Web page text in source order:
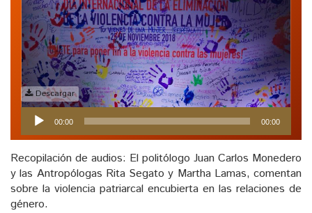
Descargar
Reproductor
de
audio
00:00 00:00
Recopilación de audios: El politólogo Juan Carlos Monedero
y las Antropólogas Rita Segato y Martha Lamas, comentan
sobre la violencia patriarcal encubierta en las relaciones de
género.